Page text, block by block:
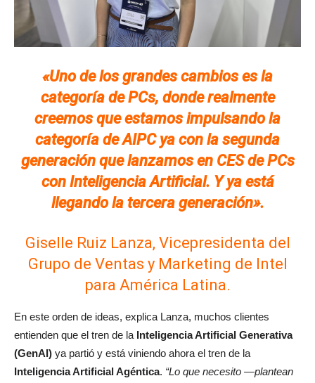
«Uno de los grandes cambios es la
categoría de PCs, donde realmente
creemos que estamos impulsando la
categoría de AIPC ya con la segunda
generación que lanzamos en CES de PCs
con Inteligencia Artificial. Y ya está
llegando la tercera generación».
Giselle Ruiz Lanza, Vicepresidenta del
Grupo de Ventas y Marketing de Intel
para América Latina.
En este orden de ideas, explica Lanza, muchos clientes
entienden que el tren de la Inteligencia Artificial Generativa
(GenAI) ya partió y está viniendo ahora el tren de la
Inteligencia Artificial Agéntica. “Lo que necesito —plantean